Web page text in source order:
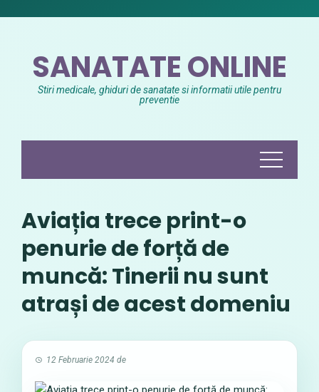
SANATATE ONLINE
Stiri medicale, ghiduri de sanatate si informatii utile pentru
preventie
Aviația trece print-o
penurie de forță de
muncă: Tinerii nu sunt
atrași de acest domeniu
12 Februarie 2024 de